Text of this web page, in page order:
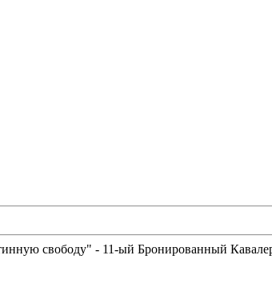
свободу" - 11-ый Бронированный